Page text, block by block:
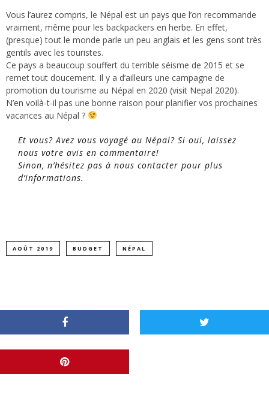
Vous l’aurez compris, le Népal est un pays que l’on recommande
vraiment, même pour les backpackers en herbe. En effet,
(presque) tout le monde parle un peu anglais et les gens sont très
gentils avec les touristes.
Ce pays a beaucoup souffert du terrible séisme de 2015 et se
remet tout doucement. Il y a d’ailleurs une campagne de
promotion du tourisme au Népal en 2020 (visit Nepal 2020).
N’en voilà-t-il pas une bonne raison pour planifier vos prochaines
vacances au Népal ?
Et vous? Avez vous voyagé au Népal? Si oui, laissez
nous votre avis en commentaire!
Sinon, n’hésitez pas à nous contacter pour plus
d’informations.
AOÛT 2019 BUDGET NÉPAL